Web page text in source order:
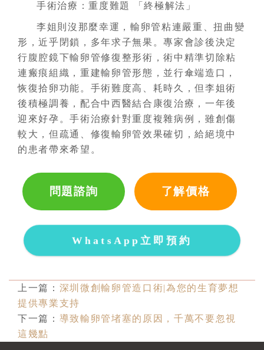
手術治療：重度難題 「終極解法」
李姐則沒那麼幸運，輸卵管粘連嚴重、扭曲變
形，近乎閉鎖，多年求子無果。專家會診後決定
行腹腔鏡下輸卵管修復整形術，術中精準切除粘
連瘢痕組織，重建輸卵管形態，並行傘端造口，
恢復拾卵功能。手術難度高、耗時久，但李姐術
後積極調養，配合中西醫結合康復治療，一年後
迎來好孕。手術治療針對重度複雜病例，雖創傷
較大，但疏通、修復輸卵管效果確切，給絕境中
的患者帶來希望。
問題諮詢 了解價格
WhatsApp立即預約
上一篇： 深圳微創輸卵管造口術|為您的生育夢想
提供專業支持
下一篇： 導致輸卵管堵塞的原因，千萬不要忽視
這幾點